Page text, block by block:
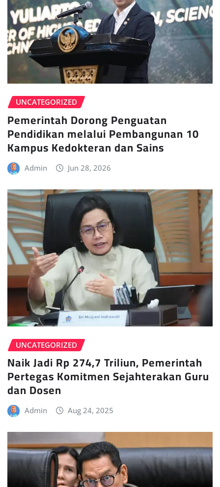
UNCATEGORIZED
Pemerintah Dorong Penguatan
Pendidikan melalui Pembangunan 10
Kampus Kedokteran dan Sains
Admin Jun 28, 2026
UNCATEGORIZED
Naik Jadi Rp 274,7 Triliun, Pemerintah
Pertegas Komitmen Sejahterakan Guru
dan Dosen
Admin Aug 24, 2025